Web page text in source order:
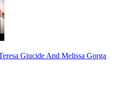
Giucide And Melissa Gorga